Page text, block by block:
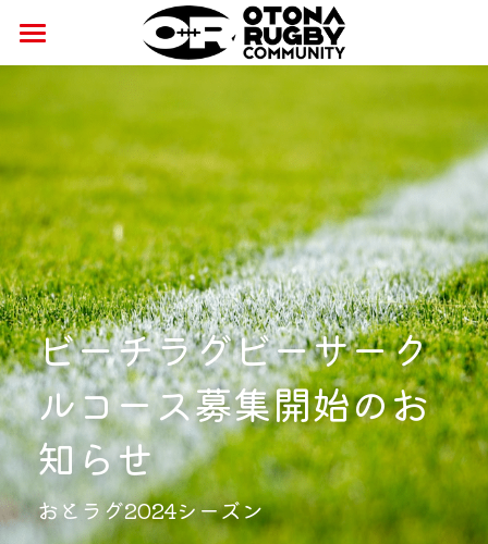
ホーム
ニュース
おとラグ
コース
開催日程
講師紹介
交流・学び
CSR
サービス
公式グッズ
コラム
安全対策
安全対策への取り組み
安全対策ガイドライン
パートナー
Joynt社会連携パートナー
アルツハイマー啓発パートナー
がん啓発パートナー
インクルーシブパートナー
ビーチラグビーサーク
ルコース募集開始のお
知らせ
おとラグ2024シーズン
ストアカテゴリー
すべてのカテゴリー